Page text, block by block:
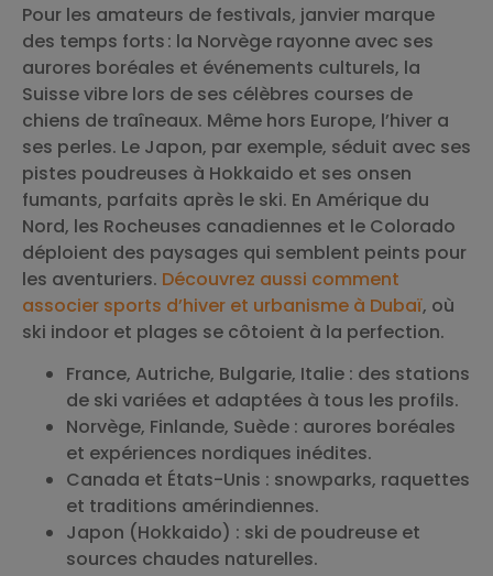
Pour les amateurs de festivals, janvier marque
des temps forts : la Norvège rayonne avec ses
aurores boréales et événements culturels, la
Suisse vibre lors de ses célèbres courses de
chiens de traîneaux. Même hors Europe, l’hiver a
ses perles. Le Japon, par exemple, séduit avec ses
pistes poudreuses à Hokkaido et ses onsen
fumants, parfaits après le ski. En Amérique du
Nord, les Rocheuses canadiennes et le Colorado
déploient des paysages qui semblent peints pour
les aventuriers. Découvrez aussi comment
associer sports d’hiver et urbanisme à Dubaï, où
ski indoor et plages se côtoient à la perfection.
France, Autriche, Bulgarie, Italie : des stations
de ski variées et adaptées à tous les profils.
Norvège, Finlande, Suède : aurores boréales
et expériences nordiques inédites.
Canada et États-Unis : snowparks, raquettes
et traditions amérindiennes.
Japon (Hokkaido) : ski de poudreuse et
sources chaudes naturelles.